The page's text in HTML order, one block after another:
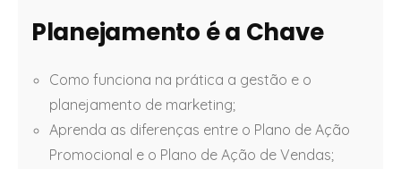
Planejamento é a Chave
Como funciona na prática a gestão e o
planejamento de marketing;
Aprenda as diferenças entre o Plano de Ação
Promocional e o Plano de Ação de Vendas;